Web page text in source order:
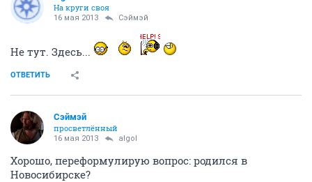
На круги своя
16 мая 2013 Сэймэй
Не тут. Здесь...
ОТВЕТИТЬ
Сэймэй
просветлённый
16 мая 2013 algol
Хорошо, переформулирую вопрос: родился в
Новосибирске?